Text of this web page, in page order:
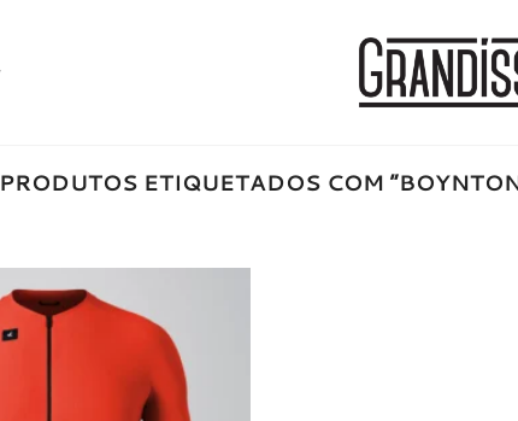
PRODUTOS ETIQUETADOS COM
Adicionar
à lista de
desejos